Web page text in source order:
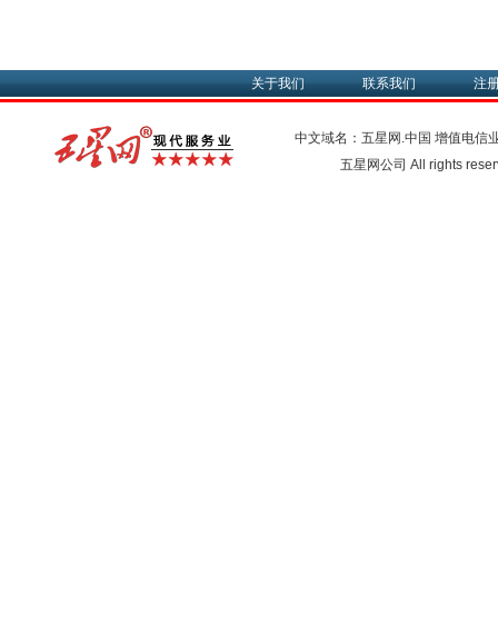
关于我们 联系我们 注
中文域名：五星网.中国 增值电信
五星网公司 All rights